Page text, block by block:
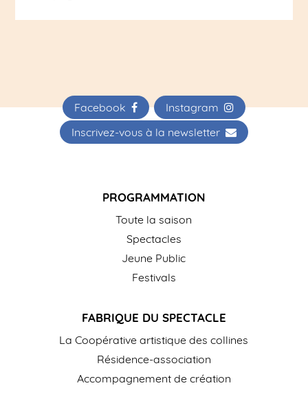
Facebook
Instagram
Inscrivez-vous à la newsletter
PROGRAMMATION
Toute la saison
Spectacles
Jeune Public
Festivals
FABRIQUE DU SPECTACLE
La Coopérative artistique des collines
Résidence-association
Accompagnement de création